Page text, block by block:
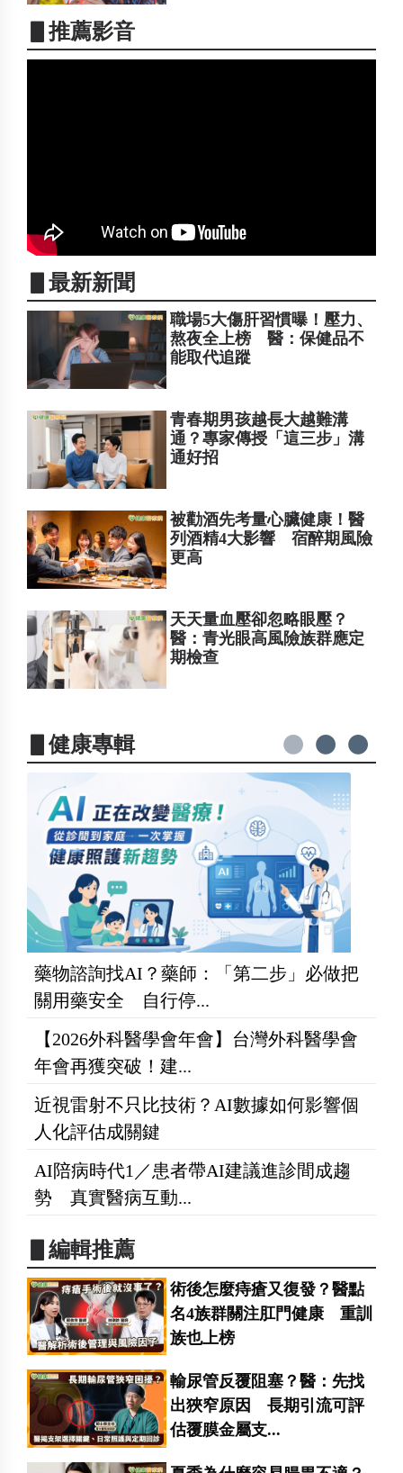
▋推薦影音
▋最新新聞
職場5大傷肝習慣曝！壓力、
熬夜全上榜 醫：保健品不
能取代追蹤
青春期男孩越長大越難溝
通？專家傳授「這三步」溝
通好招
被勸酒先考量心臟健康！醫
列酒精4大影響 宿醉期風險
更高
天天量血壓卻忽略眼壓？
醫：青光眼高風險族群應定
期檢查
▋健康專輯
藥物諮詢找AI？藥師：「第二步」必做把
關用藥安全 自行停...
【2026外科醫學會年會】台灣外科醫學會
年會再獲突破！建...
近視雷射不只比技術？AI數據如何影響個
人化評估成關鍵
AI陪病時代1／患者帶AI建議進診間成趨
勢 真實醫病互動...
▋編輯推薦
術後怎麼痔瘡又復發？醫點
名4族群關注肛門健康 重訓
族也上榜
輸尿管反覆阻塞？醫：先找
出狹窄原因 長期引流可評
估覆膜金屬支...